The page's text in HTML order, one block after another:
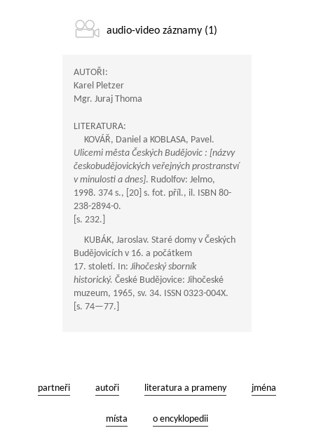
audio-video záznamy (1)
AUTOŘI:
Karel Pletzer
Mgr. Juraj Thoma
LITERATURA:
KOVÁŘ, Daniel a KOBLASA, Pavel.
Ulicemi města Českých Budějovic : [názvy
českobudějovických veřejných prostranství
v minulosti a dnes]. Rudolfov: Jelmo,
1998. 374 s., [20] s. fot. příl., il. ISBN 80-
238-2894-0.
[s. 232.]
KUBÁK, Jaroslav. Staré domy v Českých
Budějovicích v 16. a počátkem
17. století. In: Jihočeský sborník
historický. České Budějovice: Jihočeské
muzeum, 1965, sv. 34. ISSN 0323-004X.
[s. 74—77.]
partneři autoři literatura a prameny jména
místa o encyklopedii